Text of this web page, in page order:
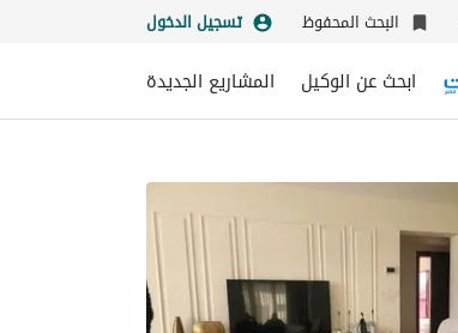
البحث المحفوظ تسجيل الدخول
ابحث عن الوكيل المشاريع الجديدة